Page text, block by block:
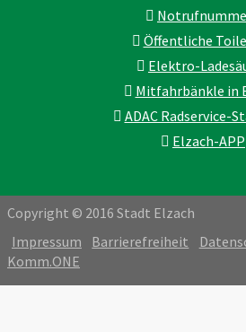
Öffentliche
Elektro-
Mitfahrbänkle in
ADAC Radservice-
Elzach-APP
Copyright © 2016 Stadt Elzach
Impressum
Barrierefreiheit
Komm.ONE